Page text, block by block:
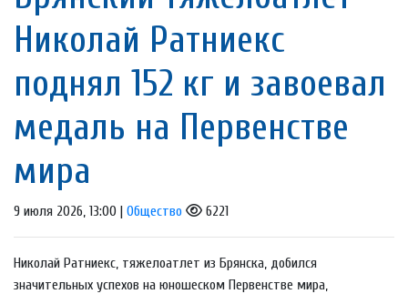
Николай Ратниекс
поднял 152 кг и завоевал
медаль на Первенстве
мира
9 июля 2026, 13:00 | Общество 6221
Николай Ратниекс, тяжелоатлет из Брянска, добился
значительных успехов на юношеском Первенстве мира,